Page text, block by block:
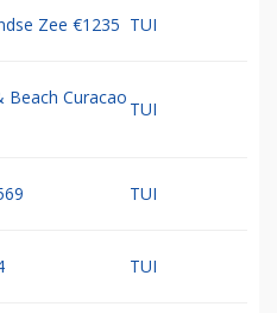
Zee €1235 TUI
Beach Curacao
TUI
TUI
TUI